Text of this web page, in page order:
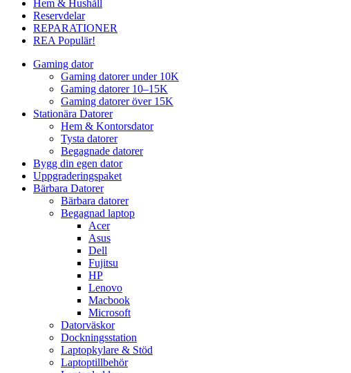
Hem & Hushåll
Reservdelar
REPARATIONER
REA Populär!
Gaming dator
Gaming datorer under 10K
Gaming datorer 10–15K
Gaming datorer över 15K
Stationära Datorer
Hem & Kontorsdator
Tysta datorer
Begagnade datorer
Bygg din egen dator
Uppgraderingspaket
Bärbara Datorer
Bärbara datorer
Begagnad laptop
Acer
Asus
Dell
Fujitsu
HP
Lenovo
Macbook
Microsoft
Datorväskor
Dockningsstation
Laptopkylare & Stöd
Laptoptillbehör